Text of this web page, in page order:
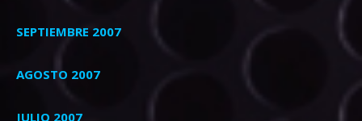
SEPTIEMBRE 2007
AGOSTO 2007
JULIO 2007